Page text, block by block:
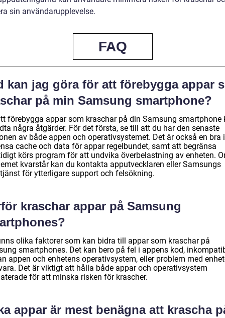
sin användarupplevelse.
FAQ
kan jag göra för att förebygga appar
på min Samsung smartphone?
förebygga appar som kraschar på din Samsung smartphone
några åtgärder. För det första, se till att du har den senaste
av både appen och operativsystemet. Det är också en bra
cache och data för appar regelbundet, samt att begränsa
körs program för att undvika överbelastning av enheten.
kvarstår kan du kontakta apputvecklaren eller Samsungs
för ytterligare support och felsökning.
kraschar appar på Samsung
olika faktorer som kan bidra till appar som kraschar på
smartphones. Det kan bero på fel i appens kod,
appen och enhetens operativsystem, eller problem med
Det är viktigt att hålla både appar och operativsystem
för att minska risken för krascher.
appar är mest benägna att krascha